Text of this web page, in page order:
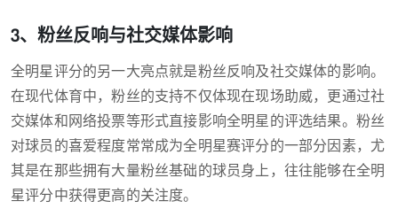
3、粉丝反响与社交媒体影响
全明星评分的另一大亮点就是粉丝反响及社交媒体的影响。
在现代体育中，粉丝的支持不仅体现在现场助威，更通过社
交媒体和网络投票等形式直接影响全明星的评选结果。粉丝
对球员的喜爱程度常常成为全明星赛评分的一部分因素，尤
其是在那些拥有大量粉丝基础的球员身上，往往能够在全明
星评分中获得更高的关注度。